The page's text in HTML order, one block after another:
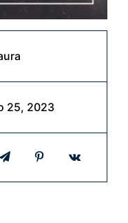
25, 2023